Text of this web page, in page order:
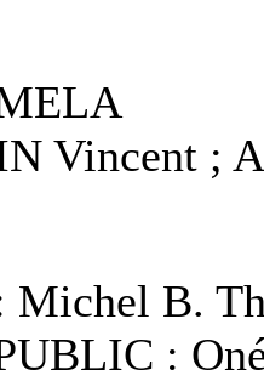
Vincent ;
Michel B.
: